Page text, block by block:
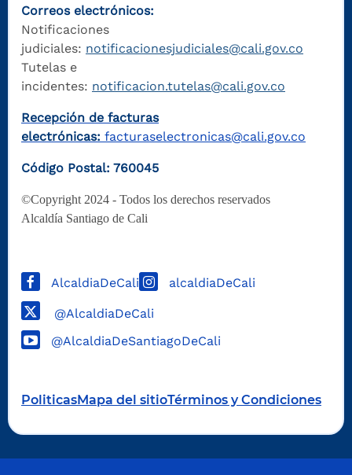
Correos electrónicos:
Notificaciones
judiciales: notificacionesjudiciales@cali.gov.co
Tutelas e
incidentes: notificacion.tutelas@cali.gov.co
Recepción de facturas
electrónicas: facturaselectronicas@cali.gov.co
Código Postal: 760045
©Copyright 2024 - Todos los derechos reservados
Alcaldía Santiago de Cali
AlcaldiaDeCali alcaldiaDeCali
@AlcaldiaDeCali
@AlcaldiaDeSantiagoDeCali
PoliticasMapa del sitioTérminos y Condiciones